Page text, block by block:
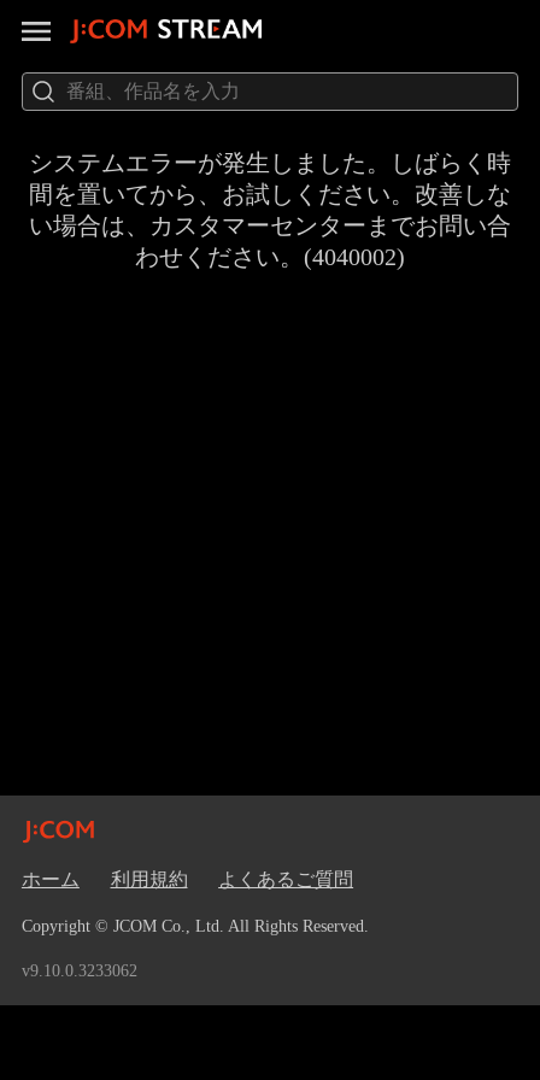
システムエラーが発生しました。しばらく時
間を置いてから、お試しください。改善しな
い場合は、カスタマーセンターまでお問い合
わせください。(4040002)
ホーム 利用規約 よくあるご質問
Copyright © JCOM Co., Ltd. All Rights Reserved.
v9.10.0.3233062